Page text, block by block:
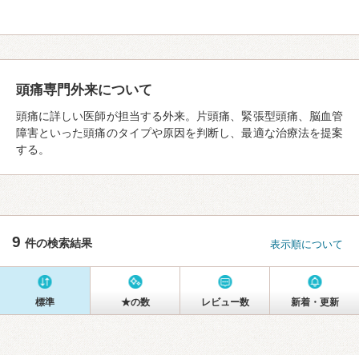
頭痛専門外来について
頭痛に詳しい医師が担当する外来。片頭痛、緊張型頭痛、脳血管
障害といった頭痛のタイプや原因を判断し、最適な治療法を提案
する。
9 件の検索結果 表示順について
標準 ★の数 レビュー数 新着・更新